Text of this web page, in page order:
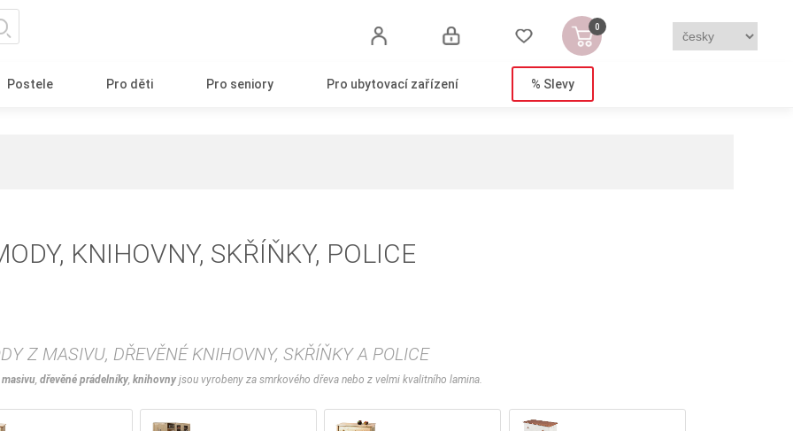
0
Postele Pro děti Pro seniory Pro ubytovací zařízení % Slevy
KNIHOVNY, SKŘÍŇKY, POLICE
Z MASIVU, DŘEVĚNÉ KNIHOVNY, SKŘÍŇKY A POLICE
, dřevěné prádelníky,knihovnyjsou vyrobeny za smrkového dřeva nebo z velmi kvalitního lamina.